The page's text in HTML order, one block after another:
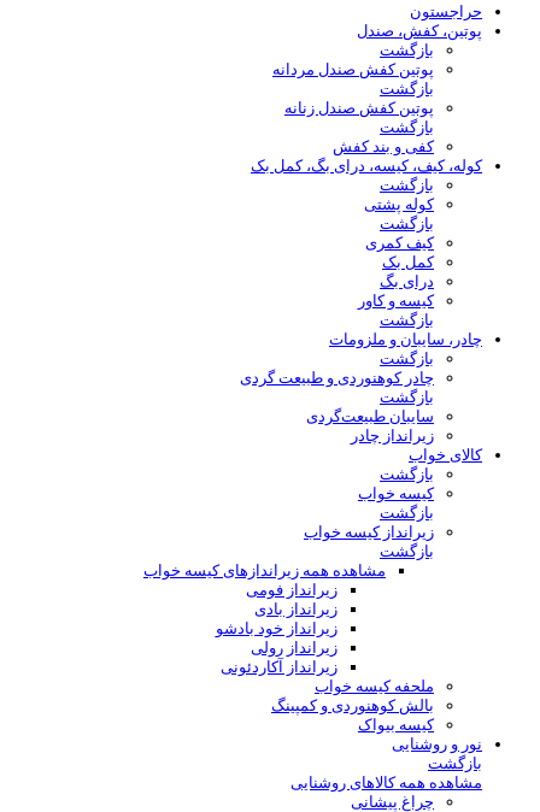
حراجستون
پوتین، کفش، صندل
بازگشت
پوتین کفش صندل مردانه
بازگشت
پوتین کفش صندل زنانه
بازگشت
کفی و بند کفش
کوله، کیف، کیسه، درای بگ، کمل بک
بازگشت
کوله پشتی
بازگشت
کیف کمری
کمل بک
درای بگ
کیسه و کاور
بازگشت
چادر، سایبان و ملزومات
بازگشت
چادر کوهنوردی و طبیعت گردی
بازگشت
سایبان طبیعت‌گردی
زیرانداز چادر
کالای خواب
بازگشت
کیسه خواب
بازگشت
زیرانداز کیسه خواب
بازگشت
مشاهده همه زیراندازهای کیسه خواب
زیرانداز فومی
زیرانداز بادی
زیرانداز خود بادشو
زیرانداز رولی
زیرانداز آکاردئونی
ملحفه کیسه خواب
بالش کوهنوردی و کمپینگ
کیسه بیواک
نور و روشنایی
بازگشت
مشاهده همه کالاهای روشنایی
چراغ پیشانی